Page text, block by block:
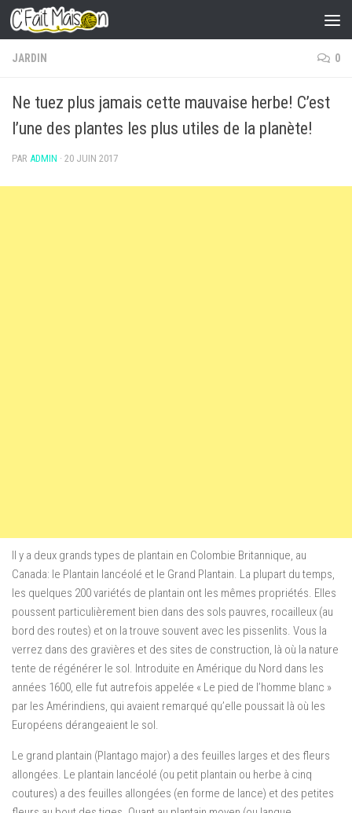
Skip to content
JARDIN 0
Ne tuez plus jamais cette mauvaise herbe! C’est
l’une des plantes les plus utiles de la planète!
PAR ADMIN · 20 JUIN 2017
Il y a deux grands types de plantain en Colombie Britannique, au
Canada: le Plantain lancéolé et le Grand Plantain. La plupart du temps,
les quelques 200 variétés de plantain ont les mêmes propriétés. Elles
poussent particulièrement bien dans des sols pauvres, rocailleux (au
bord des routes) et on la trouve souvent avec les pissenlits. Vous la
verrez dans des gravières et des sites de construction, là où la nature
tente de régénérer le sol. Introduite en Amérique du Nord dans les
années 1600, elle fut autrefois appelée « Le pied de l’homme blanc »
par les Amérindiens, qui avaient remarqué qu’elle poussait là où les
Européens dérangeaient le sol.
Le grand plantain (Plantago major) a des feuilles larges et des fleurs
allongées. Le plantain lancéolé (ou petit plantain ou herbe à cinq
coutures) a des feuilles allongées (en forme de lance) et des petites